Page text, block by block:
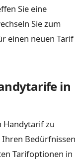
Sie eine
Sie zum
einen neuen Tarif
in
Handytarif zu
Bedürfnissen
Tarifoptionen in